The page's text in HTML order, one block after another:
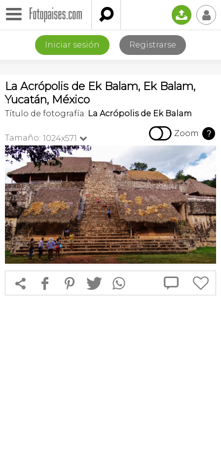
 📤 👤
Iniciar sesión Registrarse
La Acrópolis de Ek Balam, Ek Balam,
Yucatán, México
Título de fotografía: La Acrópolis de Ek Balam
Tamaño: 1024x571   Zoom ?
 f 1 T  